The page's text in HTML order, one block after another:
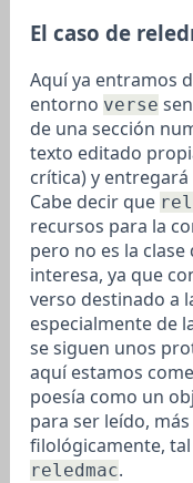
El caso de
Aquí ya entramos
entorno verse
de una sección
texto editado
crítica) y
Cabe decir que
recursos para la
pero no es la
interesa, ya que
verso destinado a
especialmente de
se siguen unos
aquí estamos
poesía como un
para ser leído,
filológicamente,
reledmac.